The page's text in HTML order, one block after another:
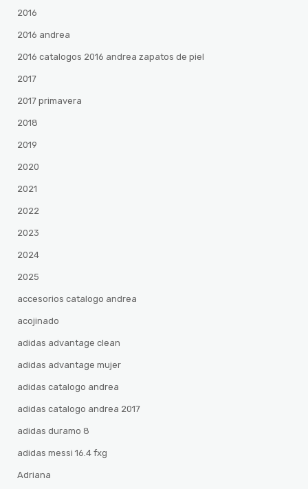
2016
2016 andrea
2016 catalogos 2016 andrea zapatos de piel
2017
2017 primavera
2018
2019
2020
2021
2022
2023
2024
2025
accesorios catalogo andrea
acojinado
adidas advantage clean
adidas advantage mujer
adidas catalogo andrea
adidas catalogo andrea 2017
adidas duramo 8
adidas messi 16.4 fxg
Adriana